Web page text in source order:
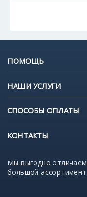
ПОМОЩЬ
НАШИ УСЛУГИ
СПОСОБЫ ОПЛАТЫ
КОНТАКТЫ
Мы выгодно
большой